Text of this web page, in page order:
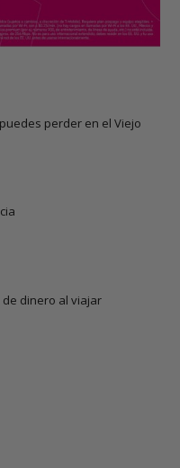
perder en el Viejo
dinero al viajar